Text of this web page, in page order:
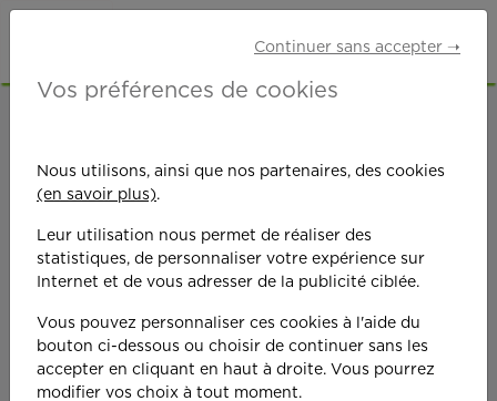
On est toujours plus
Continuer sans accepter ➝
Vos préférences de cookies
Nous utilisons, ainsi que nos partenaires, des cookies
(en savoir plus).
Leur utilisation nous permet de réaliser des
statistiques, de personnaliser votre expérience sur
Internet et de vous adresser de la publicité ciblée.
Vous pouvez personnaliser ces cookies à l'aide du
bouton ci-dessous ou choisir de continuer sans les
accepter en cliquant en haut à droite. Vous pourrez
modifier vos choix à tout moment.